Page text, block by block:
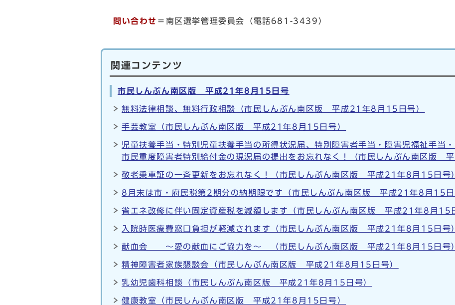
問い合わせ ＝南区選挙管理委員会（電話681-3439）
関連コンテンツ
市民しんぶん南区版 平成21年8月15日号
無料法律相談、無料行政相談（市民しんぶん南区版 平成21年8月15日号）
手芸教室（市民しんぶん南区版 平成21年8月15日号）
児童扶養手当・特別児童扶養手当の所得状況届、特別障害者手当・障害児福祉手当
市民重度障害者特別給付金の現況届の提出をお忘れなく！（市民しんぶん南区版
敬老乗車証の一斉更新をお忘れなく！（市民しんぶん南区版 平成21年8月15日号
8月末は市・府民税第2期分の納期限です（市民しんぶん南区版 平成21年8月15日
省エネ改修に伴い固定資産税を減額します（市民しんぶん南区版 平成21年8月15
入院時医療費窓口負担が軽減されます（市民しんぶん南区版 平成21年8月15日号
献血会 ～愛の献血にご協力を～ （市民しんぶん南区版 平成21年8月15日号
精神障害者家族懇談会（市民しんぶん南区版 平成21年8月15日号）
乳幼児歯科相談（市民しんぶん南区版 平成21年8月15日号）
健康教室（市民しんぶん南区版 平成21年8月15日号）